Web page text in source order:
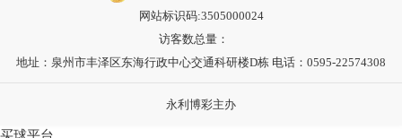
网站标识码:3505000024
访客数总量：
地址：泉州市丰泽区东海行政中心交通科研楼D栋 电话：0595-22574308
永利博彩主办